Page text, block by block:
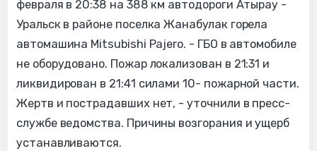
февраля в 20:38 на 388 км автодороги Атырау -
Уральск в районе поселка Жанабулак горела
автомашина Mitsubishi Pajero. - ГБО в автомобиле
не оборудовано. Пожар локализован в 21:31 и
ликвидирован в 21:41 силами 10- пожарной части.
Жертв и пострадавших нет, - уточнили в пресс-
службе ведомства. Причины возгорания и ущерб
устанавливаются.